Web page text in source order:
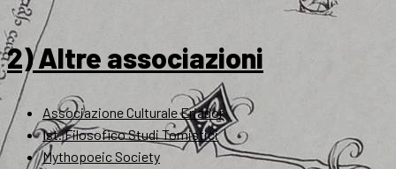
2) Altre associazioni
Associazione Culturale Eriador
Ist. Filosofico Studi Tomistici
Mythopoeic Society